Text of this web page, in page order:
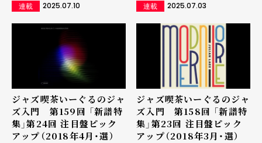
連載 2025.07.10 連載 2025.07.03
ジャズ喫茶いーぐるのジャ
ズ入門 第159回 「新譜特
集」第24回 注目盤ピック
アップ（2018年4月・選）
ジャズ喫茶いーぐるのジャ
ズ入門 第158回 「新譜特
集」第23回 注目盤ピック
アップ（2018年3月・選）